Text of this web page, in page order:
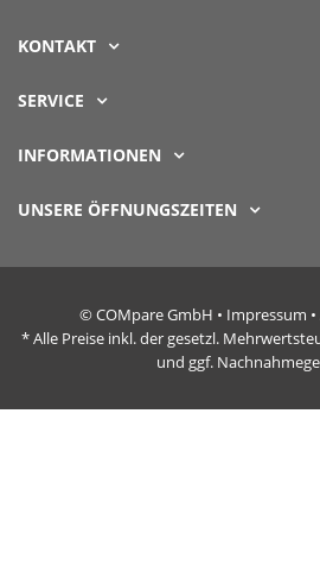
KONTAKT
SERVICE
INFORMATIONEN
UNSERE ÖFFNUNGSZEITEN
© COMpare GmbH • Impressum •
* Alle Preise inkl. der gesetzl.
und ggf.